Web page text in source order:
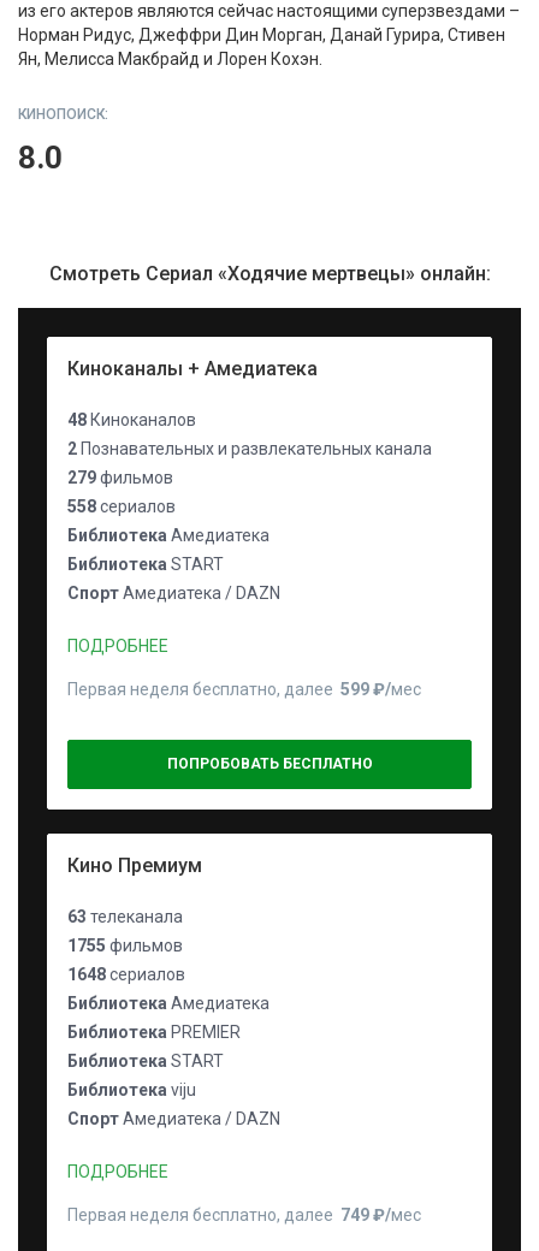
из его актеров являются сейчас настоящими суперзвездами –
Норман Ридус, Джеффри Дин Морган, Данай Гурира, Стивен
Ян, Мелисса Макбрайд и Лорен Кохэн.
КИНОПОИСК:
8.0
Смотреть Сериал «Ходячие мертвецы» онлайн:
Киноканалы + Амедиатека
48 Киноканалов
2 Познавательных и развлекательных канала
279фильмов
558сериалов
Библиотека Амедиатека
Библиотека START
СпортАмедиатека / DAZN
ПОДРОБНЕЕ
Первая неделя бесплатно, далее 599 ₽⁠/⁠мес
ПОПРОБОВАТЬ БЕСПЛАТНО
Кино Премиум
63 телеканала
1755 фильмов
1648сериалов
Библиотека Амедиатека
Библиотека PREMIER
Библиотека START
Библиотека viju
СпортАмедиатека / DAZN
ПОДРОБНЕЕ
Первая неделя бесплатно, далее 749 ₽⁠/⁠мес